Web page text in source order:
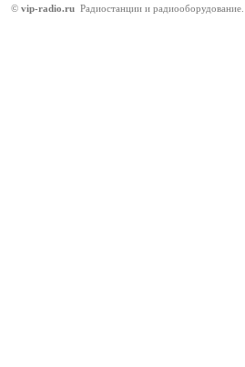
© vip-radio.ru Радиостанции и